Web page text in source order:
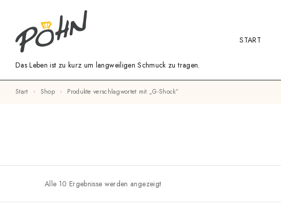
Das Leben ist zu kurz um langweiligen Schmuck zu tragen.
START
Start Shop Produkte verschlagwortet mit „G-Shock“
Alle 10 Ergebnisse werden angezeigt